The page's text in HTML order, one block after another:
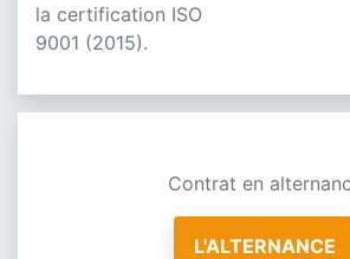
la certification ISO
9001 (2015).
Contrat en
L'ALTERNANCE